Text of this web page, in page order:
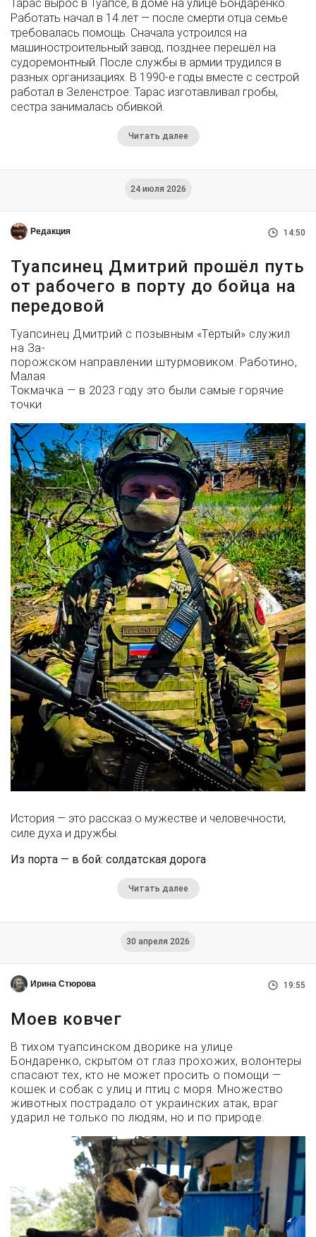
Тарас вырос в Туапсе, в доме на улице Бондаренко.
Работать начал в 14 лет — после смерти отца семье
требовалась помощь. Сначала устроился на
машиностроительный завод, позднее перешёл на
судоремонтный. После службы в армии трудился в
разных организациях. В 1990-е годы вместе с сестрой
работал в Зеленстрое: Тарас изготавливал гробы,
сестра занималась обивкой.
Читать далее
24 июля 2026
Редакция 14:50
Туапсинец Дмитрий прошёл путь
от рабочего в порту до бойца на
передовой
Туапсинец Дмитрий с позывным «Тёртый» служил
на За-
порожском направлении штурмовиком. Работино,
Малая
Токмачка — в 2023 году это были самые горячие
точки
История — это рассказ о мужестве и человечности,
силе духа и дружбы.
Из порта — в бой: солдатская дорога
Читать далее
30 апреля 2026
Ирина Стюрова 19:55
Моев ковчег
В тихом туапсинском дворике на улице
Бондаренко, скрытом от глаз прохожих, волонтеры
спасают тех, кто не может просить о помощи —
кошек и собак с улиц и птиц с моря. Множество
животных пострадало от украинских атак, враг
ударил не только по людям, но и по природе.